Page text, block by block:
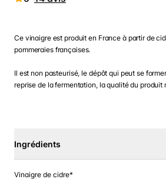
Ce vinaigre est produit en France à partir de
pommeraies françaises.
Il est non pasteurisé, le dépôt qui peut se
reprise de la fermentation, la qualité du produit
Ingrédients
Vinaigre de cidre*